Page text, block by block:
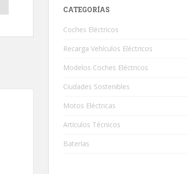
CATEGORÍAS
Coches Eléctricos
Recarga Vehículos Eléctricos
Modelos Coches Eléctricos
Ciudades Sostenibles
Motos Eléctricas
Artículos Técnicos
Baterías